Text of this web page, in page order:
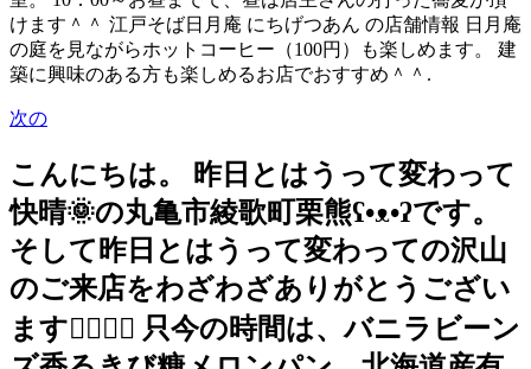
けます＾＾ 江戸そば日月庵 にちげつあん の店舗情報 日月庵
の庭を見ながらホットコーヒー（100円）も楽しめます。 建
築に興味のある方も楽しめるお店でおすすめ＾＾.
次の
こんにちは。 昨日とはうって変わって
快晴🌞の丸亀市綾歌町栗熊ʕ•ᴥ•ʔです。
そして昨日とはうって変わっての沢山
のご来店をわざわざありがとうござい
ます🙇‍♀️🙇‍♀️ 只今の時間は、バニラビーン